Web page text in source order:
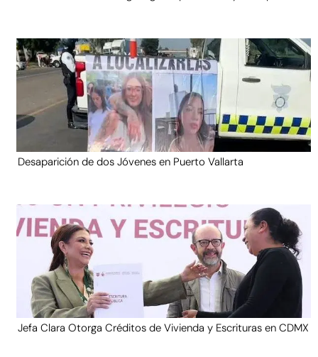
Desaparición de dos Jóvenes en Puerto Vallarta
Jefa Clara Otorga Créditos de Vivienda y Escrituras en CDMX